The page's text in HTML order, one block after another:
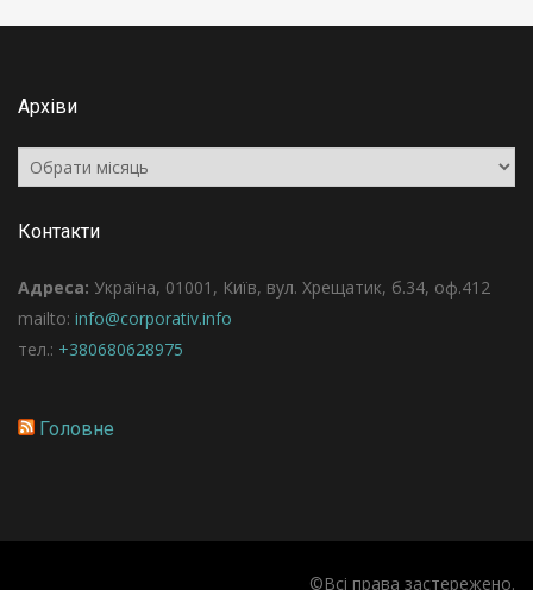
Архіви
Архіви
Контакти
Адреса: Україна, 01001, Київ, вул. Хрещатик, б.34, оф.412
mailto: info@corporativ.info
тел.: +380680628975
Головне
©Всі права застережено.